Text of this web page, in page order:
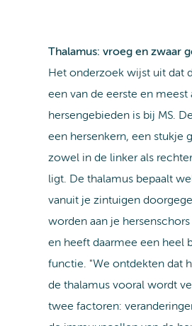
Thalamus: vroeg en zwaar
Het onderzoek wijst uit dat
een van de eerste en meest
hersengebieden is bij MS.
een hersenkern, een stukje
zowel in de linker als
ligt. De thalamus bepaalt
vanuit je zintuigen
worden aan je
en heeft daarmee een heel
functie. "We ontdekten dat
de thalamus vooral wordt
twee factoren: